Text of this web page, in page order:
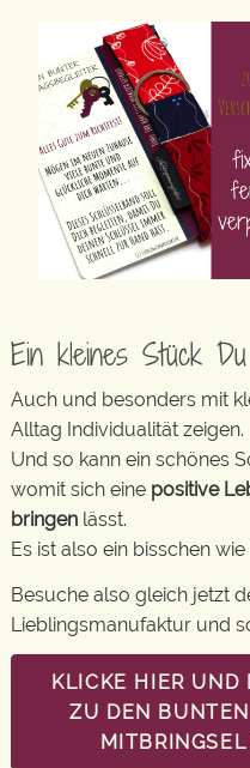
Ein kleines Stück
Auch und besonders mit
Alltag Individualität zeigen.
Und so kann ein schönes
womit sich eine positive
bringen lässt.
Es ist also ein bisschen
Besuche also gleich jetzt
Lieblingsmanufaktur und
KLICKE HIER UND
ZU DEN